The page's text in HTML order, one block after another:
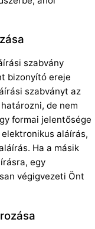
szabvány
bizonyító ereje
szabványt az
de nem
formai jelentősége
aláírás,
Ha a másik
egy
végigvezeti Önt